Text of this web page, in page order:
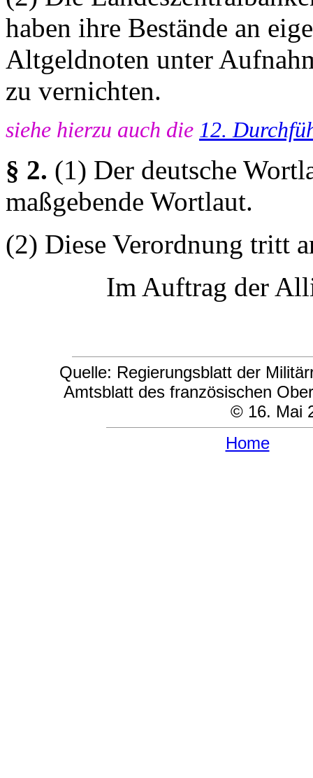
haben ihre Bestände an
Altgeldnoten unter
zu vernichten.
siehe hierzu auch die 12.
§ 2. (1) Der deutsche
maßgebende Wortlaut.
(2) Diese Verordnung tritt
Im Auftrag der
Quelle: Regierungsblatt der
Amtsblatt des französischen
© 16. Mai
Home